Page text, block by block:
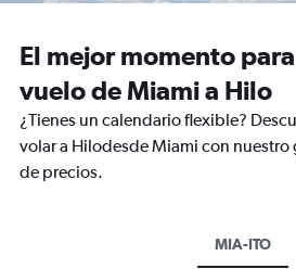
El mejor momento
vuelo de Miami a Hilo
¿Tienes un calendario flexible?
volar a Hilodesde Miami con
de precios.
MIA-ITO